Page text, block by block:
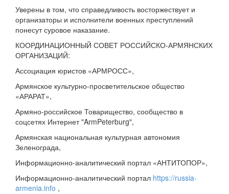
Уверены в том, что справедливость восторжествует и
организаторы и исполнители военных преступлений
понесут суровое наказание.
КООРДИНАЦИОННЫЙ СОВЕТ РОССИЙСКО-АРМЯНСКИХ
ОРГАНИЗАЦИЙ:
Ассоциация юристов «АРМРОСС»,
Армянское культурно-просветительское общество
«АРАРАТ»,
Армяно-российское Товарищество, сообщество в
соцсетях Интернет "ArmPeterburg",
Армянская национальная культурная автономия
Зеленограда,
Информационно-аналитический портал «АНТИТОПОР»,
Информационно-аналитический портал https://russia-
armenia.info ,